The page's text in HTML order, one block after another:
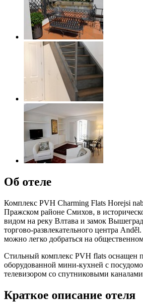
Об отеле
Комплекс PVH Charming Flats Horejsi
Пражском районе Смихов, в
видом на реку Влтава и замок
торгово-развлекательного центра
можно легко добраться на
Стильный комплекс PVH flats оснащен
оборудованной мини-кухней с
телевизором со спутниковыми
Краткое описание отеля